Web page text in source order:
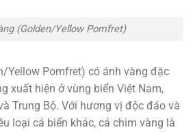
(Golden/Yellow Pomfret)
Yellow Pomfret) có ánh vàng đặc
xuất hiện ở vùng biển Việt Nam,
Trung Bộ. Với hương vị độc đáo và
loại cá biển khác, cá chim vàng là